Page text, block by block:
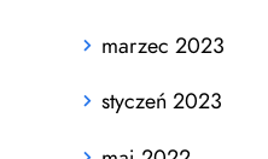
marzec 2023
styczeń 2023